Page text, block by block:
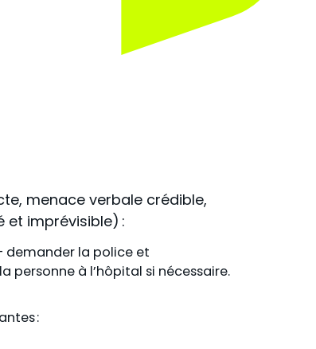
menace verbale crédible,
et imprévisible) :
demander la police et
personne à l’hôpital si nécessaire.
: